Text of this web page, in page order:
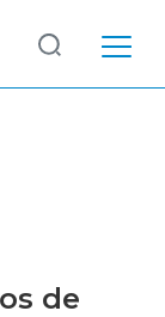
de